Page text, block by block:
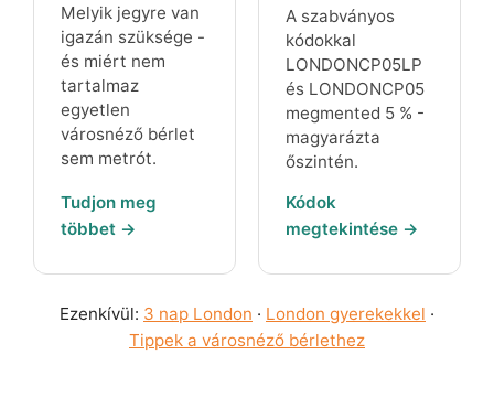
Melyik jegyre van
igazán szüksége -
és miért nem
tartalmaz
egyetlen
városnéző bérlet
sem metrót.
Tudjon meg
többet →
A szabványos
kódokkal
LONDONCP05LP
és LONDONCP05
megmented 5 % -
magyarázta
őszintén.
Kódok
megtekintése →
Ezenkívül: 3 nap London · London gyerekekkel ·
Tippek a városnéző bérlethez